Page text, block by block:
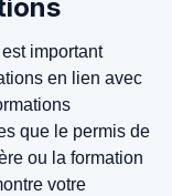
important
en lien avec
que le permis de
ou la formation
votre